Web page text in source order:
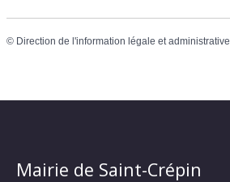
© Direction de l'information légale et administrative
Mairie de Saint-Crépin